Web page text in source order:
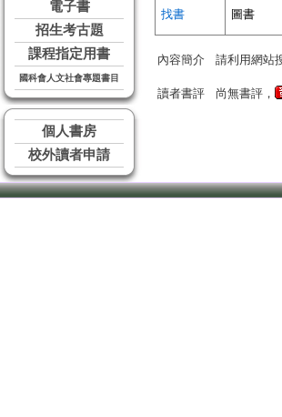
電子書
招生考古題
課程指定用書
國科會人文社會專題書目
個人書房
校外讀者申請
找書 圖書
內容簡介 請利用網站
讀者書評 尚無書評，